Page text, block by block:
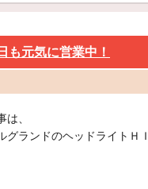
も元気に営業中！
は、
グランドのヘッドライトＨ